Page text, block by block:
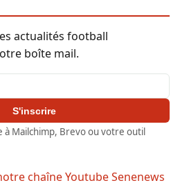
actualités football
boîte mail.
S'inscrire
à Mailchimp, Brevo ou votre outil